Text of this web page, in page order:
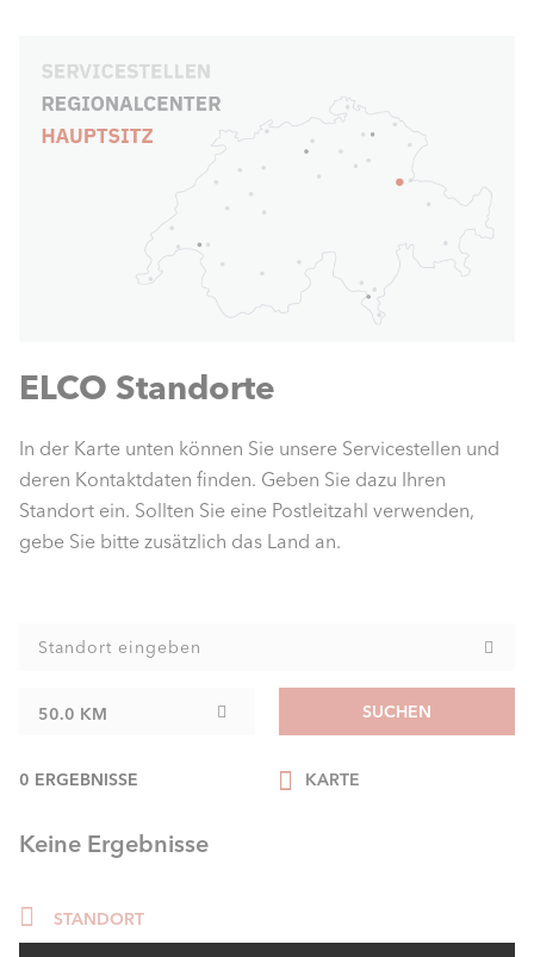
ELCO Standorte
In der Karte unten können Sie unsere Servicestellen und
deren Kontaktdaten finden. Geben Sie dazu Ihren
Standort ein. Sollten Sie eine Postleitzahl verwenden,
gebe Sie bitte zusätzlich das Land an.
50.0 KM SUCHEN
0 ERGEBNISSE KARTE
Keine Ergebnisse
STANDORT